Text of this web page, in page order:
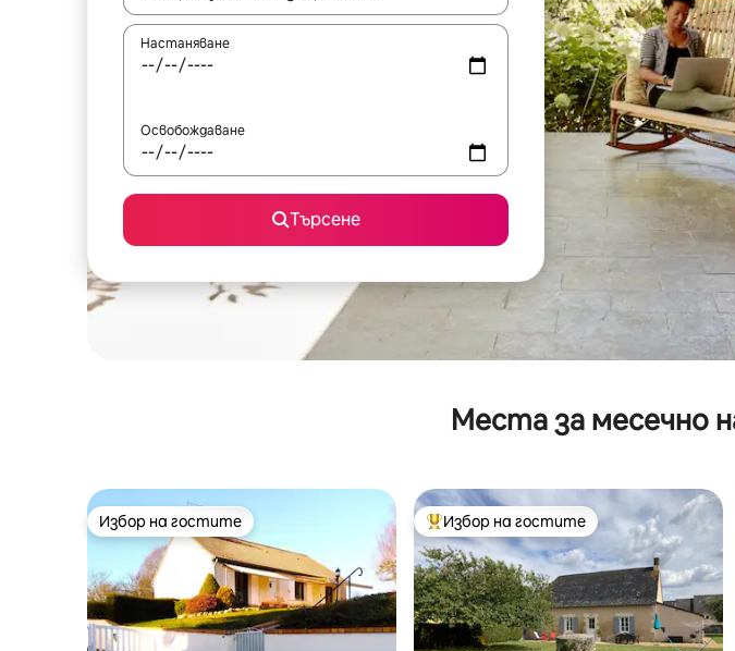
Настаняване
Освобождаване
Търсене
Места за месечно
Избор на гостите
Избор на гостите Най-популярен избор на гостите
Избор на гостите